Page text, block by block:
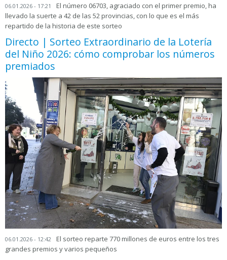
06.01.2026 - 17:21
El número 06703, agraciado con el primer premio, ha
llevado la suerte a 42 de las 52 provincias, con lo que es el más
repartido de la historia de este sorteo
Directo | Sorteo Extraordinario de la Lotería
del Niño 2026: cómo comprobar los números
premiados
06.01.2026 - 12:42
El sorteo reparte 770 millones de euros entre los tres
grandes premios y varios pequeños